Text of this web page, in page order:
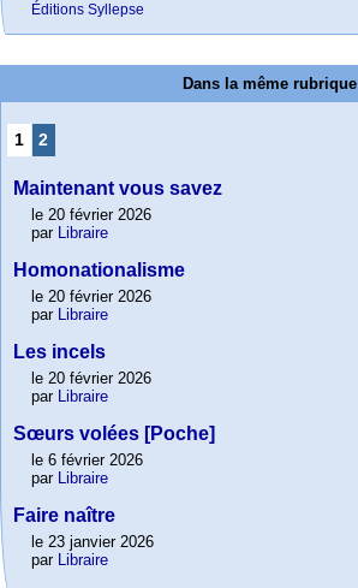
Éditions Syllepse
Dans la même rubrique
1 2
Maintenant vous savez
le 20 février 2026
par Libraire
Homonationalisme
le 20 février 2026
par Libraire
Les incels
le 20 février 2026
par Libraire
Sœurs volées [Poche]
le 6 février 2026
par Libraire
Faire naître
le 23 janvier 2026
par Libraire